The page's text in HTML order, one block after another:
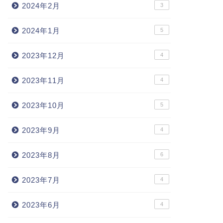
2024年2月 3
2024年1月 5
2023年12月 4
2023年11月 4
2023年10月 5
2023年9月 4
2023年8月 6
2023年7月 4
2023年6月 4